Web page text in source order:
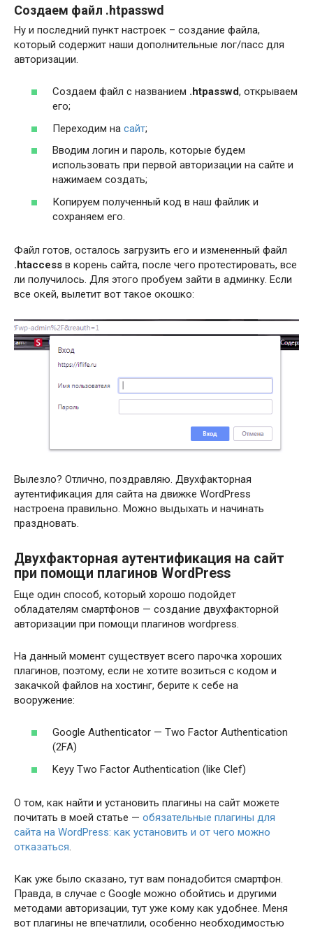
Создаем файл .htpasswd
Ну и последний пункт настроек – создание файла,
который содержит наши дополнительные лог/пасс для
авторизации.
Создаем файл с названием .htpasswd, открываем
его;
Переходим на сайт;
Вводим логин и пароль, которые будем
использовать при первой авторизации на сайте и
нажимаем создать;
Копируем полученный код в наш файлик и
сохраняем его.
Файл готов, осталось загрузить его и измененный файл
.htaccess в корень сайта, после чего протестировать, все
ли получилось. Для этого пробуем зайти в админку. Если
все окей, вылетит вот такое окошко:
Вылезло? Отлично, поздравляю. Двухфакторная
аутентификация для сайта на движке WordPress
настроена правильно. Можно выдыхать и начинать
праздновать.
Двухфакторная аутентификация на сайт
при помощи плагинов WordPress
Еще один способ, который хорошо подойдет
обладателям смартфонов — создание двухфакторной
авторизации при помощи плагинов wordpress.
На данный момент существует всего парочка хороших
плагинов, поэтому, если не хотите возиться с кодом и
закачкой файлов на хостинг, берите к себе на
вооружение:
Google Authenticator — Two Factor Authentication
(2FA)
Keyy Two Factor Authentication (like Clef)
О том, как найти и установить плагины на сайт можете
почитать в моей статье — обязательные плагины для
сайта на WordPress: как установить и от чего можно
отказаться.
Как уже было сказано, тут вам понадобится смартфон.
Правда, в случае с Google можно обойтись и другими
методами авторизации, тут уже кому как удобнее. Меня
вот плагины не впечатлили, особенно необходимостью